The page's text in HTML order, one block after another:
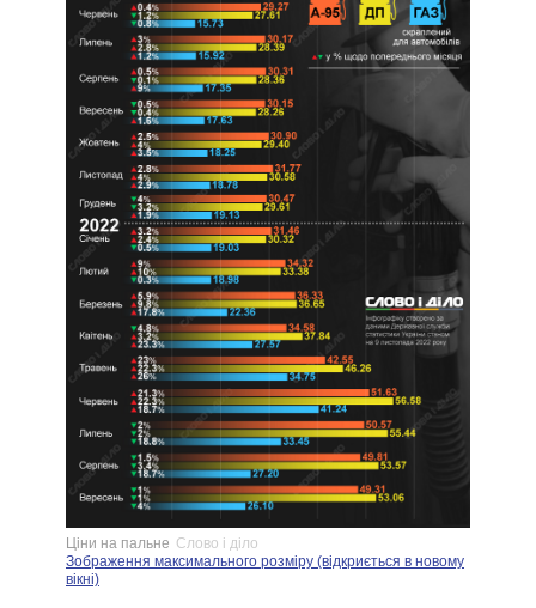
Ціни на пальне Слово і діло
Зображення максимального розміру (відкриється в новому
вікні)